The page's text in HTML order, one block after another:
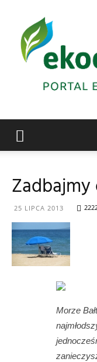
Zadbajmy
25 LIPCA 2013
Morze